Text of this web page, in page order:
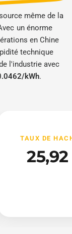
même de la
un énorme
en Chine
technique
l'industrie avec
kWh.
TAUX DE